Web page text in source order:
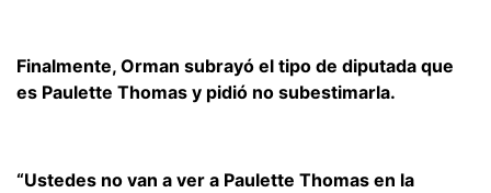
Finalmente, Orman subrayó el tipo de diputada que
es Paulette Thomas y pidió no subestimarla.
“Ustedes no van a ver a Paulette Thomas en la